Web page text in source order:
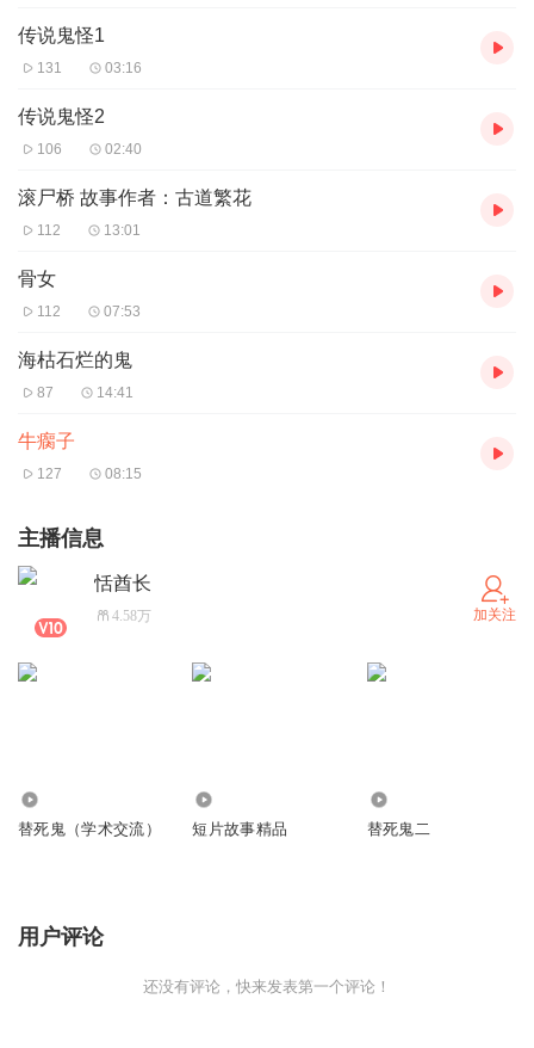
传说鬼怪1
131 03:16
传说鬼怪2
106 02:40
滚尸桥 故事作者：古道繁花
112 13:01
骨女
112 07:53
海枯石烂的鬼
87 14:41
牛瘸子
127 08:15
主播信息
恬酋长
4.58万 加关注
替死鬼（学术交流） 短片故事精品 替死鬼二
用户评论
还没有评论，快来发表第一个评论！